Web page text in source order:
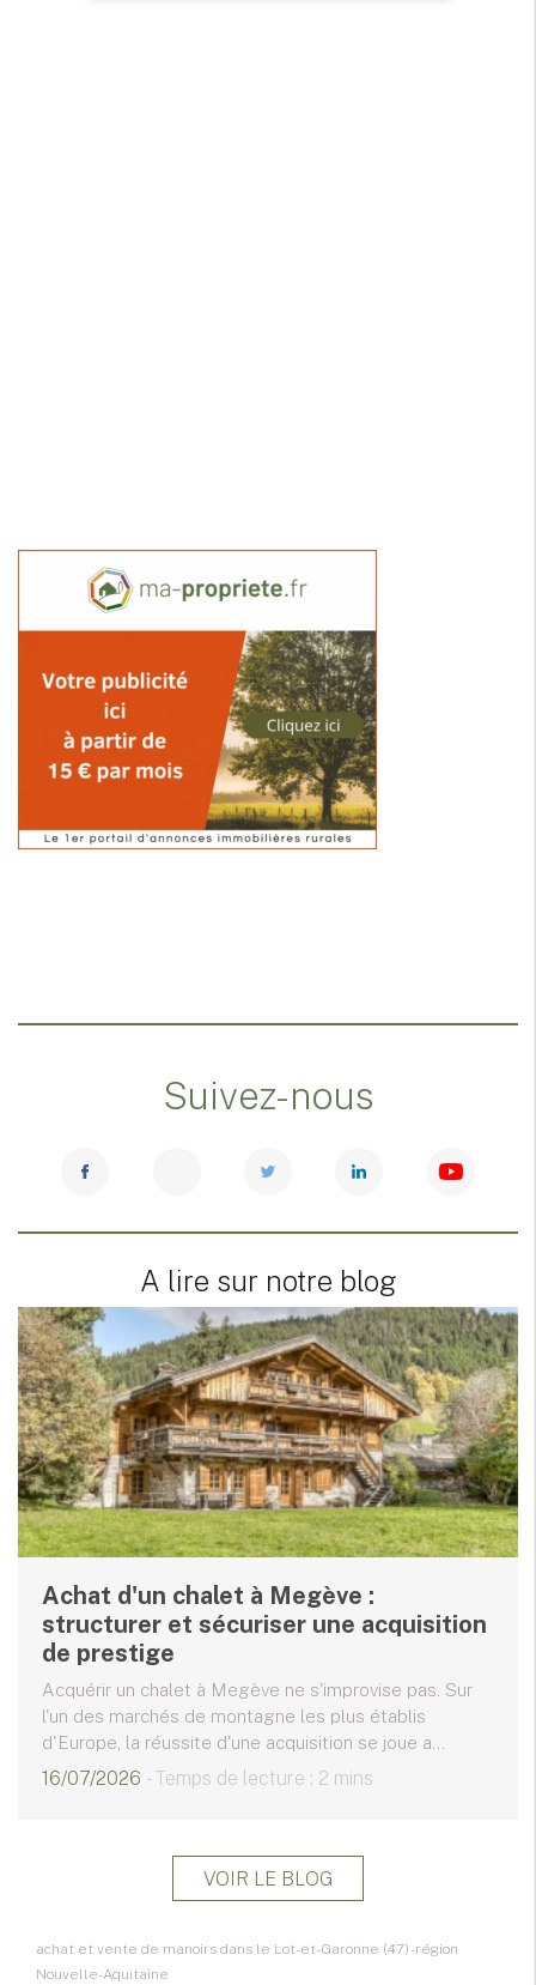
Suivez-nous
A lire sur notre blog
Achat d'un chalet à Megève :
structurer et sécuriser une acquisition
de prestige
Acquérir un chalet à Megève ne s'improvise pas. Sur
l'un des marchés de montagne les plus établis
d'Europe, la réussite d'une acquisition se joue a...
16/07/2026 - Temps de lecture : 2 mins
VOIR LE BLOG
achat et vente de manoirs dans le Lot-et-Garonne (47) - région
Nouvelle-Aquitaine